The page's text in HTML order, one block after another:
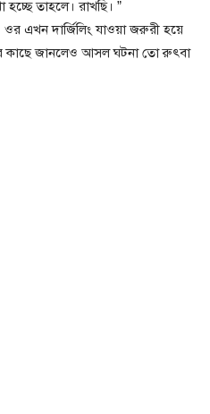
হচ্ছে তাহলে। রাখছি। ”
এখন দার্জিলিং যাওয়া জরুরী হয়ে
কাছে জানলেও আসল ঘটনা তো রুৎবা